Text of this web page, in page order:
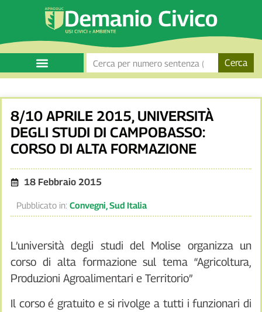
Cerca
8/10 APRILE 2015, UNIVERSITÀ
DEGLI STUDI DI CAMPOBASSO:
CORSO DI ALTA FORMAZIONE
18 Febbraio 2015
Pubblicato in: Convegni, Sud Italia
L’università degli studi del Molise organizza un
corso di alta formazione sul tema “Agricoltura,
Produzioni Agroalimentari e Territorio”
Il corso é gratuito e si rivolge a tutti i funzionari di